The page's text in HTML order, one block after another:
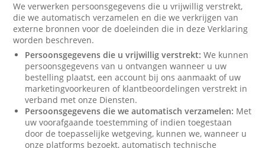
We verwerken persoonsgegevens die u vrijwillig verstrekt,
die we automatisch verzamelen en die we verkrijgen van
externe bronnen voor de doeleinden die in deze Verklaring
worden beschreven.
Persoonsgegevens die u vrijwillig verstrekt: We kunnen
persoonsgegevens van u ontvangen wanneer u uw
bestelling plaatst, een account bij ons aanmaakt of uw
marketingvoorkeuren of klantbeoordelingen verstrekt in
verband met onze Diensten.
Persoonsgegevens die we automatisch verzamelen: Met
uw voorafgaande toestemming of indien toegestaan
door de toepasselijke wetgeving, kunnen we, wanneer u
onze platforms bezoekt, automatisch technische